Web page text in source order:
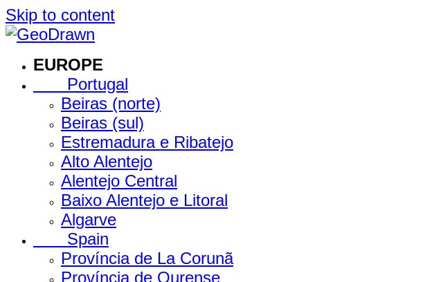
Skip to content
EUROPE
Portugal
Beiras (norte)
Beiras (sul)
Estremadura e Ribatejo
Alto Alentejo
Alentejo Central
Baixo Alentejo e Litoral
Algarve
Spain
Província de La Corunã
Província de Ourense